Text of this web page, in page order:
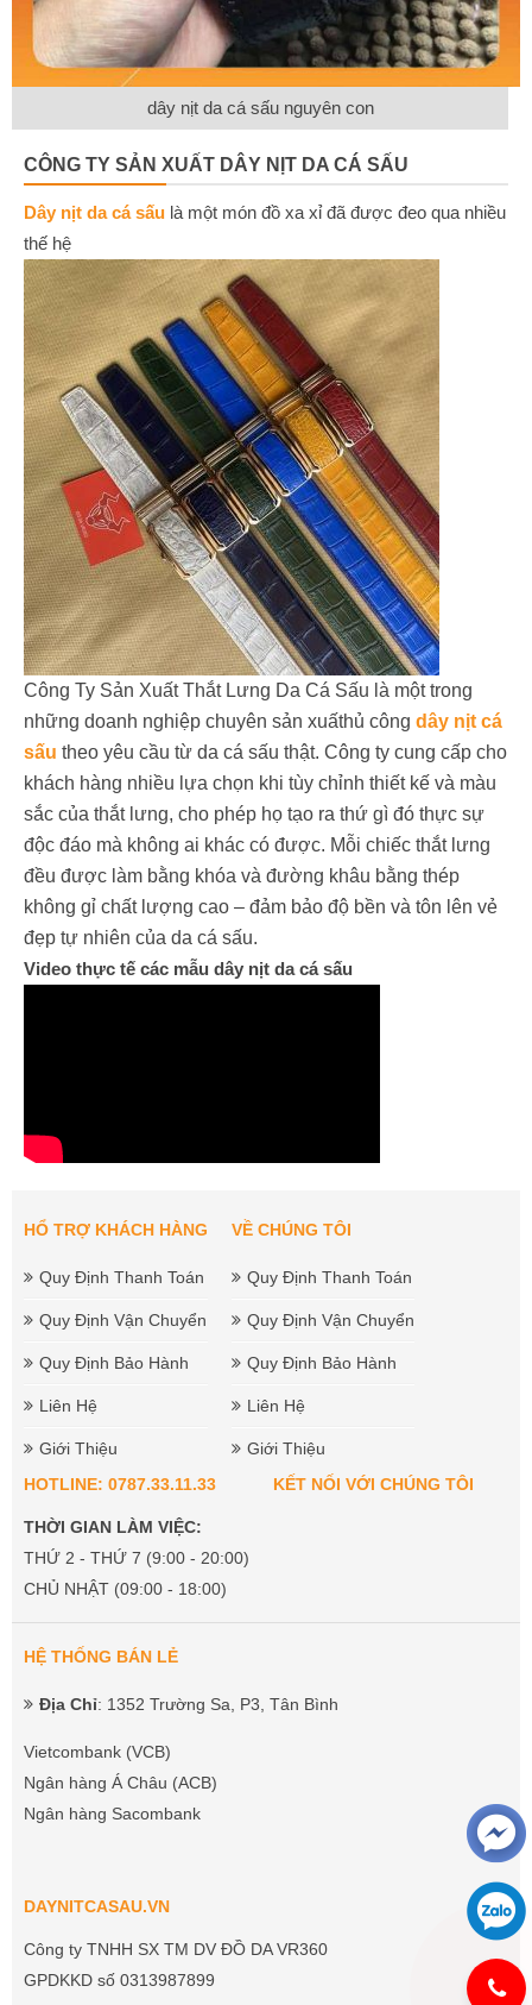
dây nịt da cá sấu nguyên con
CÔNG TY SẢN XUẤT DÂY NỊT DA CÁ SẤU
Dây nịt da cá sấu là một món đồ xa xỉ đã được đeo qua nhiều
thế hệ
Công Ty Sản Xuất Thắt Lưng Da Cá Sấu là một trong
những doanh nghiệp chuyên sản xuấthủ công dây nịt cá
sấu theo yêu cầu từ da cá sấu thật. Công ty cung cấp cho
khách hàng nhiều lựa chọn khi tùy chỉnh thiết kế và màu
sắc của thắt lưng, cho phép họ tạo ra thứ gì đó thực sự
độc đáo mà không ai khác có được. Mỗi chiếc thắt lưng
đều được làm bằng khóa và đường khâu bằng thép
không gỉ chất lượng cao – đảm bảo độ bền và tôn lên vẻ
đẹp tự nhiên của da cá sấu.
Video thực tế các mẫu dây nịt da cá sấu
HỔ TRỢ KHÁCH HÀNG
Quy Định Thanh Toán
Quy Định Vận Chuyển
Quy Định Bảo Hành
Liên Hệ
Giới Thiệu
VỀ CHÚNG TÔI
Quy Định Thanh Toán
Quy Định Vận Chuyển
Quy Định Bảo Hành
Liên Hệ
Giới Thiệu
HOTLINE: 0787.33.11.33
THỜI GIAN LÀM VIỆC:
THỨ 2 - THỨ 7 (9:00 - 20:00)
CHỦ NHẬT (09:00 - 18:00)
KẾT NỐI VỚI CHÚNG TÔI
HỆ THỐNG BÁN LẺ
Địa Chỉ: 1352 Trường Sa, P3, Tân Bình
Vietcombank (VCB)
Ngân hàng Á Châu (ACB)
Ngân hàng Sacombank
DAYNITCASAU.VN
Công ty TNHH SX TM DV ĐỒ DA VR360
GPDKKD số 0313987899